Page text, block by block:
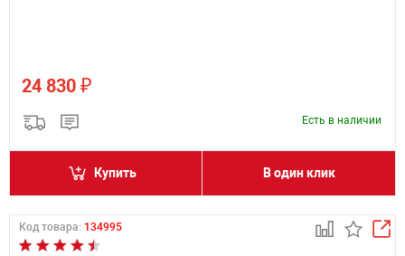
24 830 ₽
Есть в наличии
Купить В один клик
Код товара: 134995